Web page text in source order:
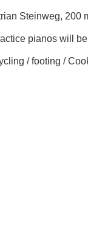
Steinweg, 200
pianos will
/ footing /